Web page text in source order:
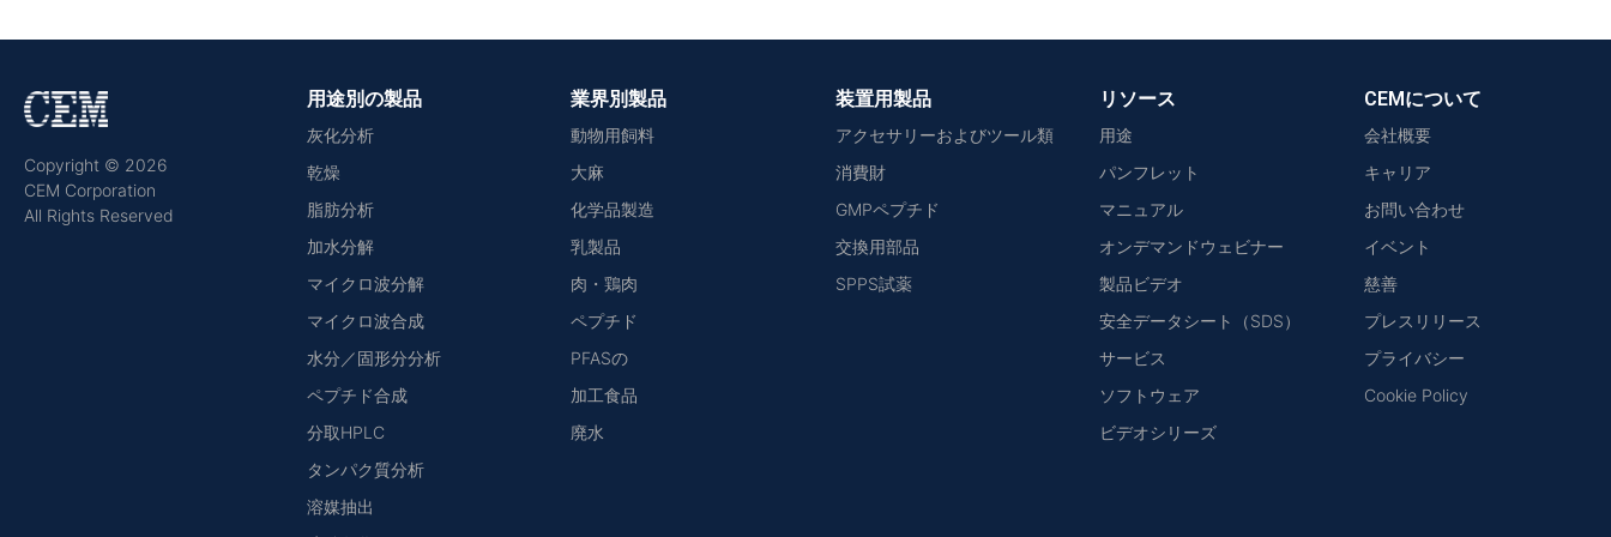
Copyright © 2026
CEM Corporation
All Rights Reserved
用途別の製品
灰化分析
乾燥
脂肪分析
加水分解
マイクロ波分解
マイクロ波合成
水分／固形分分析
ペプチド合成
分取HPLC
タンパク質分析
溶媒抽出
業界別製品
動物用飼料
大麻
化学品製造
乳製品
肉・鶏肉
ペプチド
PFASの
加工食品
廃水
装置用製品
アクセサリーおよびツール類
消費財
GMPペプチド
交換用部品
SPPS試薬
リソース
用途
パンフレット
マニュアル
オンデマンドウェビナー
製品ビデオ
安全データシート（SDS）
サービス
ソフトウェア
ビデオシリーズ
CEMについて
会社概要
キャリア
お問い合わせ
イベント
慈善
プレスリリース
プライバシー
Cookie Policy